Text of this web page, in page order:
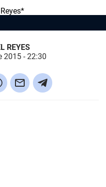
REYES
2015 - 22:30